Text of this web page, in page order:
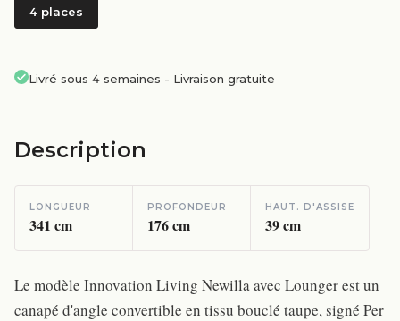
4 places
Livré sous 4 semaines - Livraison gratuite
Description
LONGUEUR
341 cm
PROFONDEUR
176cm
HAUT. D'ASSISE
39cm
Le modèle Innovation Living Newilla avec Lounger est un
canapé d'angle convertible en tissu bouclé taupe, signé Per